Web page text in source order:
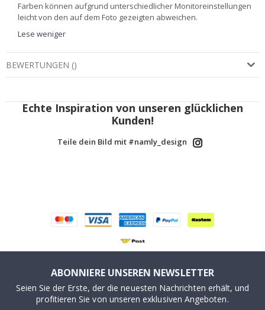
Farben können aufgrund unterschiedlicher Monitoreinstellungen
leicht von den auf dem Foto gezeigten abweichen.
Lese weniger
BEWERTUNGEN ()
Echte Inspiration von unseren glücklichen
Kunden!
Teile dein Bild mit #namly_design
ABONNIERE UNSEREN NEWSLETTER
Seien Sie der Erste, der die neuesten Nachrichten erhält, und
profitieren Sie von unseren exklusiven Angeboten.